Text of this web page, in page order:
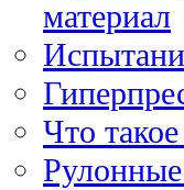
материал
Что